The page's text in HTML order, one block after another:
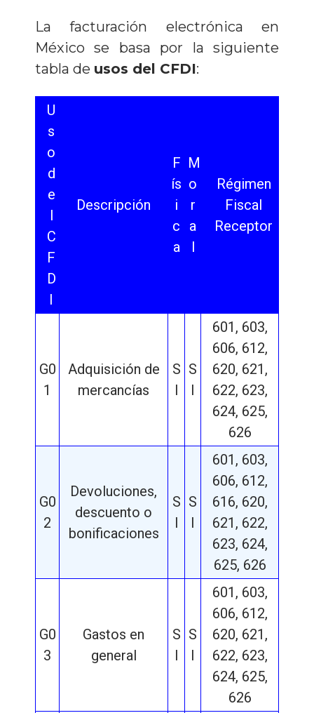
La facturación electrónica en
México se basa por la siguiente
tabla de usos del CFDI:
U
s
o
d
e
l
C
F
D
I
Descripción
F
ís
i
c
a
M
o
r
a
l
Régimen
Fiscal
Receptor
G0
1
Adquisición de
mercancías
S
I
S
I
601, 603,
606, 612,
620, 621,
622, 623,
624, 625,
626
G0
2
Devoluciones,
descuento o
bonificaciones
S
I
S
I
601, 603,
606, 612,
616, 620,
621, 622,
623, 624,
625, 626
G0
3
Gastos en
general
S
I
S
I
601, 603,
606, 612,
620, 621,
622, 623,
624, 625,
626